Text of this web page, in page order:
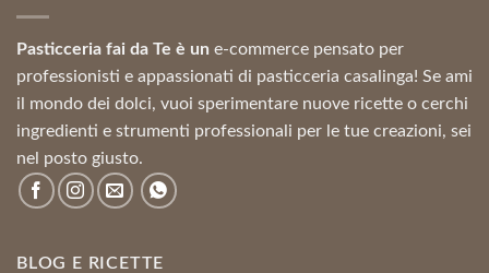
Pasticceria fai da Te è un e-commerce pensato per
professionisti e appassionati di pasticceria casalinga! Se ami
il mondo dei dolci, vuoi sperimentare nuove ricette o cerchi
ingredienti e strumenti professionali per le tue creazioni, sei
nel posto giusto.
BLOG E RICETTE